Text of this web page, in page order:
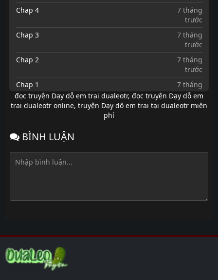
Chap 4
7 tháng
trước
Chap 3
7 tháng
trước
Chap 2
7 tháng
trước
Chap 1
7 tháng
trước
đọc truyện Dạy dỗ em trai dualeotr, đọc truyện Dạy dỗ em
trai dualeotr online, truyện Dạy dỗ em trai tại dualeotr miễn
phí
BÌNH LUẬN